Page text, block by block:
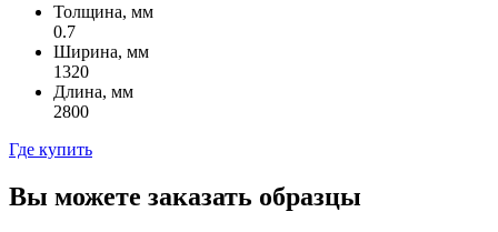
Толщина, мм
0.7
Ширина, мм
1320
Длина, мм
2800
Где купить
Вы можете заказать образцы